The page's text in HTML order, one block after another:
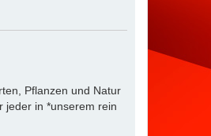
Pflanzen und Natur
jeder in *unserem rein